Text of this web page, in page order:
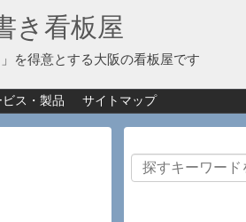
き看板屋
を得意とする大阪の看板屋です
ス・製品 サイトマップ